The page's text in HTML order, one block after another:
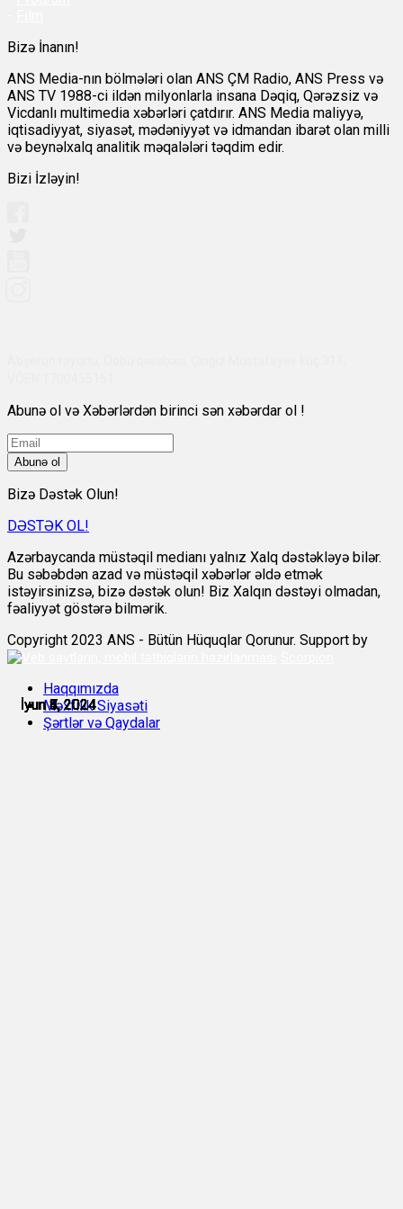
İyun 4, 2024
İyun 5, 2024
İyun 6, 2024
İyun 7, 2024
İyun 8, 2024
İyun 8, 2024
Bizə İnanın!
ANS Media-nın bölmələri olan ANS ÇM Radio, ANS Press və
ANS TV 1988-ci ildən milyonlarla insana Dəqiq, Qərəzsiz və
Vicdanlı multimedia xəbərləri çatdırır. ANS Media maliyyə,
iqtisadiyyat, siyasət, mədəniyyət və idmandan ibarət olan milli
və beynəlxalq analitik məqalələri təqdim edir.
Bizi İzləyin!
Abunə ol və Xəbərlərdən birinci sən xəbərdar ol !
Abunə ol
Bizə Dəstək Olun!
DƏSTƏK OL!
Azərbaycanda müstəqil medianı yalnız Xalq dəstəkləyə bilər.
Bu səbəbdən azad və müstəqil xəbərlər əldə etmək
istəyirsinizsə, bizə dəstək olun! Biz Xalqın dəstəyi olmadan,
fəaliyyət göstərə bilmərik.
Copyright 2023 ANS - Bütün Hüquqlar Qorunur. Support by
Haqqımızda
Məxfilik Siyasəti
Şərtlər və Qaydalar